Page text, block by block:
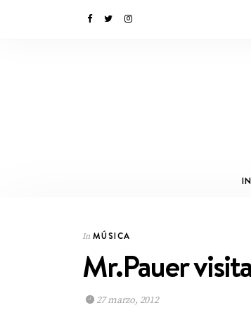
In MÚSICA
Mr.Pauer
27 marzo, 2012